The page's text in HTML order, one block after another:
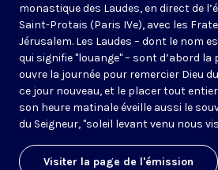
monastique des Laudes, en direct de
Saint-Protais (Paris IVe), avec les
Jérusalem. Les Laudes – dont le nom
qui signifie "louange" – sont d’abord la
ouvre la journée pour remercier Dieu
ce jour nouveau, et le placer tout
son heure matinale éveille aussi le
du Seigneur, "soleil levant venu nous
Visiter la page de l'émission